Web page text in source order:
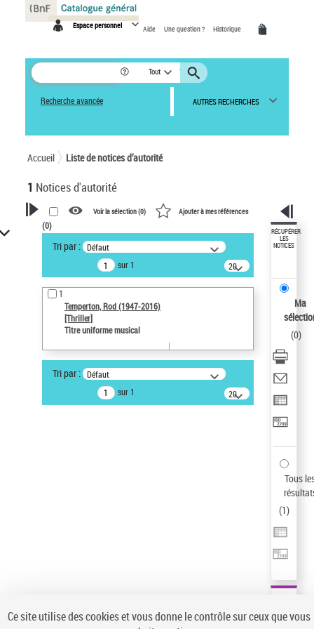
Espace personnel Aide Une question ? Historique
Tout
Recherche avancée AUTRES RECHERCHES
Accueil Liste de notices d’autorité
1 Notices d'autorité
VOTRE RECHERCHE
Recherche avancée dans les
notices d’autorité
Œuvres liées à l'auteur :
Temperton, Rod (1947-2016)
Sauvegarder votre recherche
AFFINER
Type de notice d'autorité
Voir la sélection (0) Ajouter à mes références
(0)
Tri par : Défaut
sur 1
20
résultats/page
1
Temperton, Rod (1947-2016)
[Thriller]
Titre uniforme musical
Tri par : Défaut
sur 1
20
résultats/page
RÉCUPÉRER
LES
NOTICES
Ma
(0)
Tous
(1)
Panneau de gestion des cookies
Ce site utilise des cookies et vous donne le contrôle sur ceux que vous